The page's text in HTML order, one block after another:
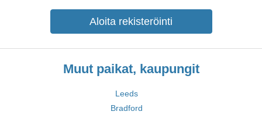
Aloita rekisteröinti
Muut paikat, kaupungit
Leeds
Bradford